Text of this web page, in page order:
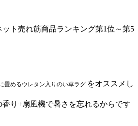
ト売れ筋商品ランキング第1位～第5
畳めるウレタン入りのい草ラグ をオススメし
り+扇風機で暑さを忘れるからです